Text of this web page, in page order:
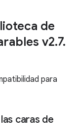
de
v2.7.
para
caras de